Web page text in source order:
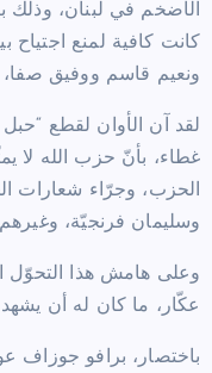
الأضخم في لبنان،
ونعيم قاسم ووفيق صفا،
لقد آن الأوان لقطع
غطاء، بأنّ حزب الله لا
الحزب، وجرّاء شعارات
وسليمان فرنجيّة،
وعلى هامش هذا التحوّل
عكّار، ما كان له أن
باختصار، برافو جوزاف